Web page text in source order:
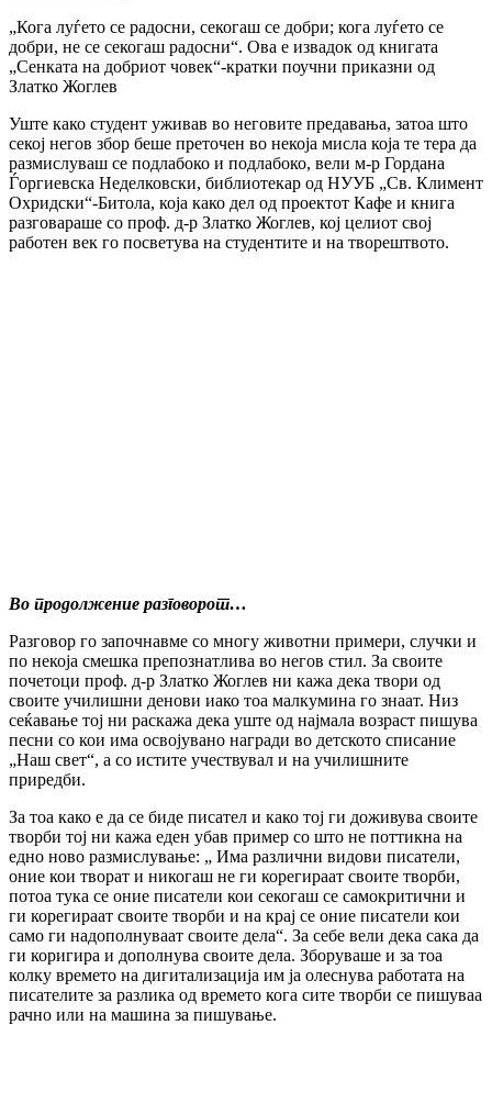
„Кога луѓето се радосни, секогаш се добри; кога луѓето се
добри, не се секогаш радосни“. Ова е извадок од книгата
„Сенката на добриот човек“-кратки поучни приказни од
Златко Жоглев
Уште како студент уживав во неговите предавања, затоа што
секој негов збор беше преточен во некоја мисла која те тера да
размислуваш се подлабоко и подлабоко, вели м-р Гордана
Ѓоргиевска Неделковски, библиотекар од НУУБ „Св. Климент
Охридски“-Битола, која како дел од проектот Кафе и книга
разговараше со проф. д-р Златко Жоглев, кој целиот свој
работен век го посветува на студентите и на творештвото.
Во продолжение разговорот…
Разговор го започнавме со многу животни примери, случки и
по некоја смешка препознатлива во негов стил. За своите
почетоци проф. д-р Златко Жоглев ни кажа дека твори од
своите училишни денови иако тоа малкумина го знаат. Низ
сеќавање тој ни раскажа дека уште од најмала возраст пишува
песни со кои има освојувано награди во детското списание
„Наш свет“, а со истите учествувал и на училишните
приредби.
За тоа како е да се биде писател и како тој ги доживува своите
творби тој ни кажа еден убав пример со што не поттикна на
едно ново размислување: „ Има различни видови писатели,
оние кои творат и никогаш не ги корегираат своите творби,
потоа тука се оние писатели кои секогаш се самокритични и
ги корегираат своите творби и на крај се оние писатели кои
само ги надополнуваат своите дела“. За себе вели дека сака да
ги коригира и дополнува своите дела. Зборуваше и за тоа
колку времето на дигитализација им ја олеснува работата на
писателите за разлика од времето кога сите творби се пишуваа
рачно или на машина за пишување.